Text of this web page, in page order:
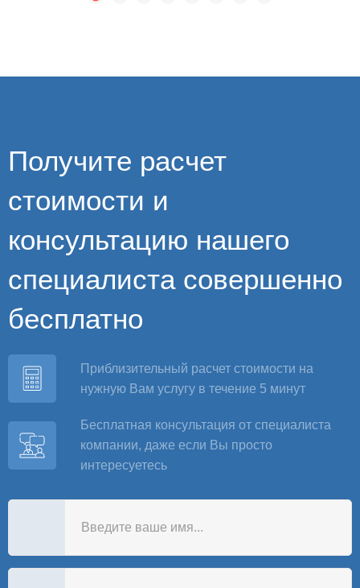
Получите расчет
стоимости и
консультацию нашего
специалиста совершенно
бесплатно
Приблизительный расчет стоимости на
нужную Вам услугу в течение 5 минут
Бесплатная консультация от специалиста
компании, даже если Вы просто
интересуетесь